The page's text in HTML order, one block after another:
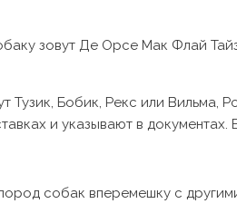
зовут Де Орсе Мак Флай
Тузик, Бобик, Рекс или
и указывают в
собак вперемешку с